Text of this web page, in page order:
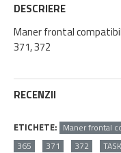
DESCRIERE
Maner frontal
371, 372
RECENZII
ETICHETE: Maner frontal
365
371 372